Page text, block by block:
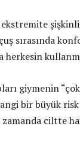
sırasında
giymenin
bir büyük
zamanda ciltte